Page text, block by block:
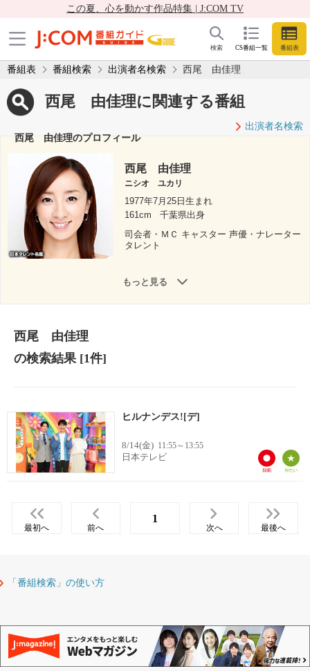
この夏、心を動かす作品特集 | J:COM TV
CS番組一覧 番組表
検索
番組表 番組検索 出演者名検索 西尾 由佳理
西尾 由佳理に関連する番組
出演者名検索
西尾 由佳理のプロフィール
西尾 由佳理
ニシオ ユカリ
1977年7月25日生まれ
161cm
千葉県出身
司会者・ＭＣ キャスター 声優・ナレーター
タレント
もっと見る
西尾 由佳理
の検索結果[1件]
ヒルナンデス![デ]
8/14(金) 11:55～13:55
日本テレビ
最初へ 前へ
1
次へ 最後へ
「番組検索」の使い方